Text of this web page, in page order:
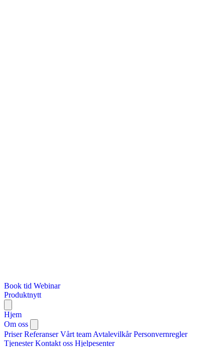
Book tid Webinar
Produktnytt
Hjem
Om oss
Priser Referanser Vårt team Avtalevilkår Personvernregler
Tjenester Kontakt oss Hjelpesenter